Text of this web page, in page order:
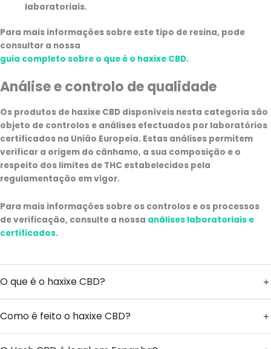
laboratoriais.
Para mais informações sobre este tipo de resina, pode
consultar a nossa
guia completo sobre o que é o haxixe CBD.
Análise e controlo de qualidade
Os produtos de haxixe CBD disponíveis nesta categoria são
objeto de controlos e análises efectuados por laboratórios
certificados na União Europeia. Estas análises permitem
verificar a origem do cânhamo, a sua composição e o
respeito dos limites de THC estabelecidos pela
regulamentação em vigor.
Para mais informações sobre os controlos e os processos
de verificação, consulte a nossa análises laboratoriais e
certificados.
O que é o haxixe CBD?
Como é feito o haxixe CBD?